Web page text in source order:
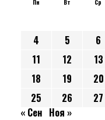
Пн Вт Ср
4
5 6
11
12 13
18
19 20
25
26 27
« Сен Ноя »